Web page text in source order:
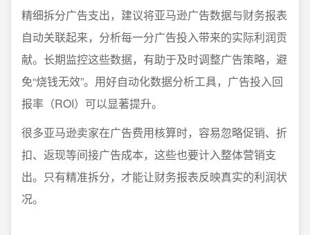
精细拆分广告支出，建议将亚马逊广告数据与财务报表
自动关联起来，分析每一分广告投入带来的实际利润贡
献。长期监控这些数据，有助于及时调整广告策略，避
免“烧钱无效”。用好自动化数据分析工具，广告投入回
报率（ROI）可以显著提升。
很多亚马逊卖家在广告费用核算时，容易忽略促销、折
扣、返现等间接广告成本，这些也要计入整体营销支
出。只有精准拆分，才能让财务报表反映真实的利润状
况。